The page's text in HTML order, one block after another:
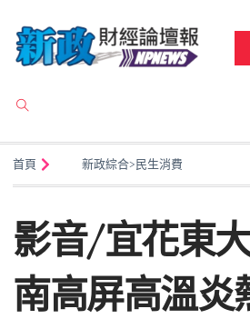
首頁 新政綜合>民生消費
影音/宜花東
南高屏高溫炎